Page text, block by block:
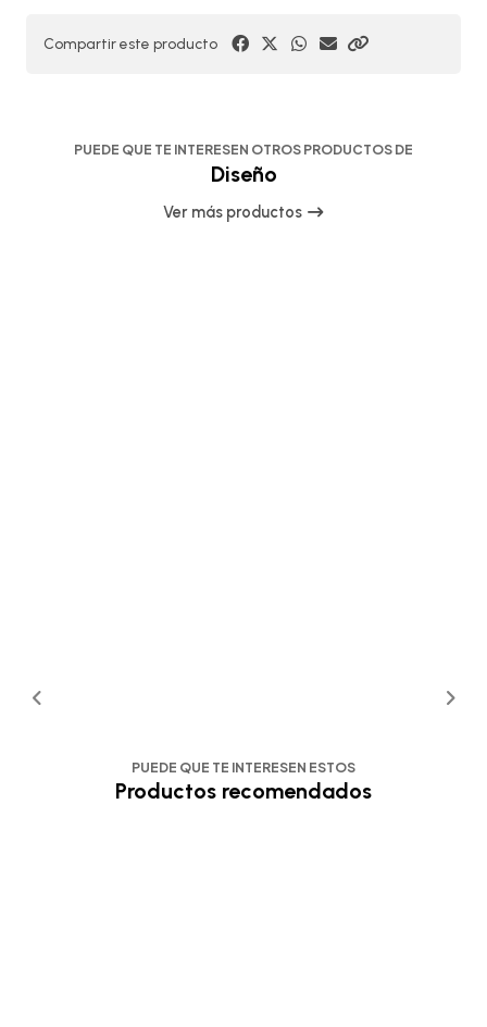
Compartir este producto
PUEDE QUE TE INTERESEN OTROS PRODUCTOS DE
Diseño
Ver más productos
PUEDE QUE TE INTERESEN ESTOS
Productos recomendados